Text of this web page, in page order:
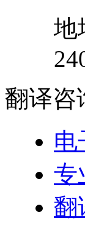
地
翻译咨
电
专
翻